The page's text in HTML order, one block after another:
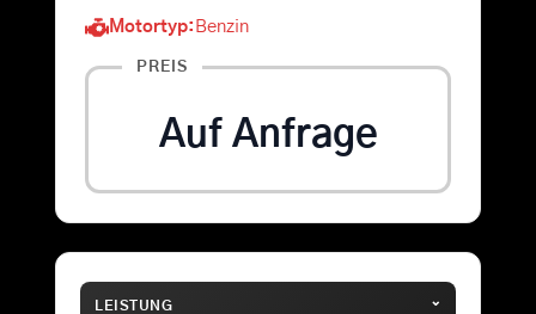
Motortyp: Benzin
PREIS
Auf Anfrage
LEISTUNG ⌄